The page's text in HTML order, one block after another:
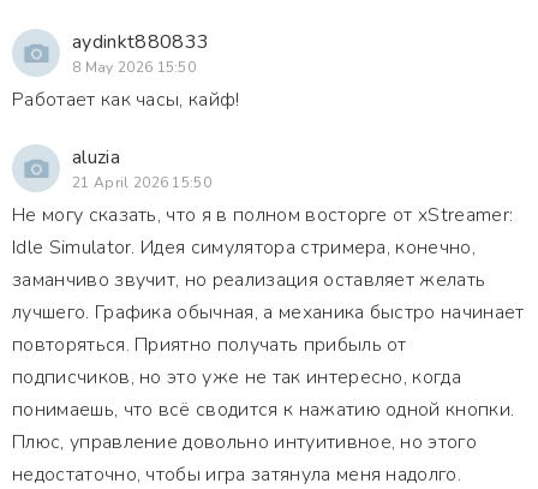
aydinkt880833
8 May 2026 15:50
Работает как часы, кайф!
aluzia
21 April 2026 15:50
Не могу сказать, что я в полном восторге от xStreamer:
Idle Simulator. Идея симулятора стримера, конечно,
заманчиво звучит, но реализация оставляет желать
лучшего. Графика обычная, а механика быстро начинает
повторяться. Приятно получать прибыль от
подписчиков, но это уже не так интересно, когда
понимаешь, что всё сводится к нажатию одной кнопки.
Плюс, управление довольно интуитивное, но этого
недостаточно, чтобы игра затянула меня надолго.